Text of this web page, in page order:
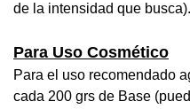
de la intensidad que busca).
Para Uso Cosmético
Para el uso recomendado
cada 200 grs de Base